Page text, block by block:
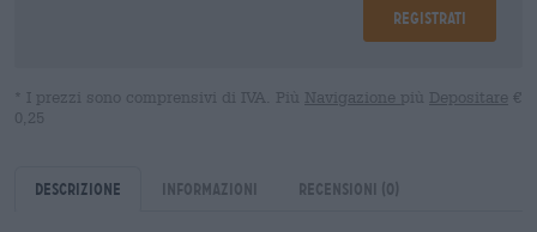
Registrati
* I prezzi sono comprensivi di IVA. Più Navigazione più Depositare €
0,25
Descrizione Informazioni Recensioni (0)